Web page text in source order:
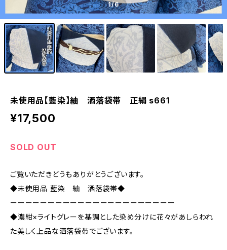
1/6
未使用品【藍染】紬 洒落袋帯 正絹 s661
¥17,500
SOLD OUT
ご覧いただきどうもありがとうございます。
◆未使用品 藍染 紬 洒落袋帯◆
ーーーーーーーーーーーーーーーーーーーーーー
◆濃紺×ライトグレーを基調とした染め分けに花々があしらわれ
た美しく上品な洒落袋帯でございます。